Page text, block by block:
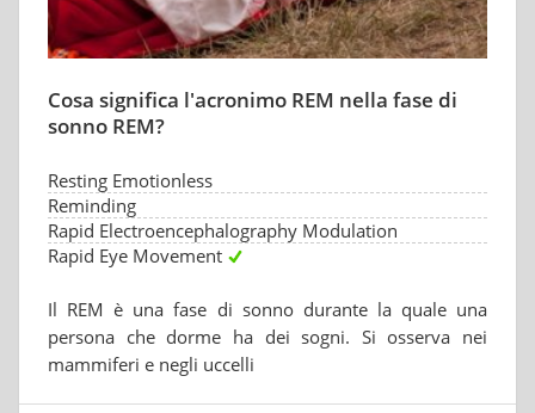
Cosa significa l'acronimo REM nella fase di
sonno REM?
Resting Emotionless
Reminding
Rapid Electroencephalography Modulation
Rapid Eye Movement
Il REM è una fase di sonno durante la quale una
persona che dorme ha dei sogni. Si osserva nei
mammiferi e negli uccelli